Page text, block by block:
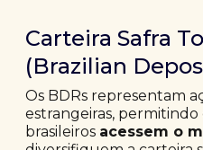
Carteira Safra
(Brazilian
Os BDRs representam
estrangeiras,
brasileiros acessem o